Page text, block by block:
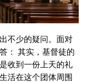
不少的疑问。面对
： 其实，基督徒的
收到一份上天的礼
活在这个团体周围